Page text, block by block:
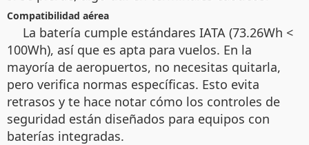
Compatibilidad aérea
La batería cumple estándares IATA (73.26Wh <
100Wh), así que es apta para vuelos. En la
mayoría de aeropuertos, no necesitas quitarla,
pero verifica normas específicas. Esto evita
retrasos y te hace notar cómo los controles de
seguridad están diseñados para equipos con
baterías integradas.